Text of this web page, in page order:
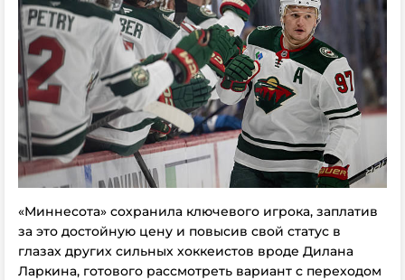
«Миннесота» сохранила ключевого игрока, заплатив
за это достойную цену и повысив свой статус в
глазах других сильных хоккеистов вроде Дилана
Ларкина, готового рассмотреть вариант с переходом